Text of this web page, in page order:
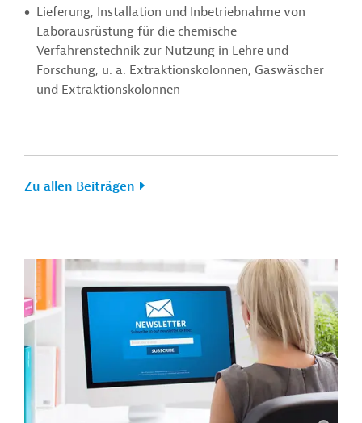
Lieferung, Installation und Inbetriebnahme von
Laborausrüstung für die chemische
Verfahrenstechnik zur Nutzung in Lehre und
Forschung, u. a. Extraktionskolonnen, Gaswäscher
und Extraktionskolonnen
Zu allen Beiträgen